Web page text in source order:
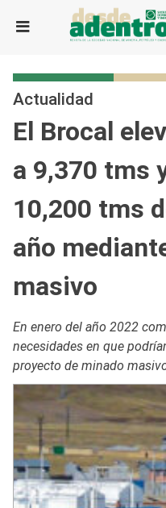
Actualidad
El Brocal
a 9,370 tms
10,200 tms
año
masivo
En enero del año 2022
necesidades en que
proyecto de minado